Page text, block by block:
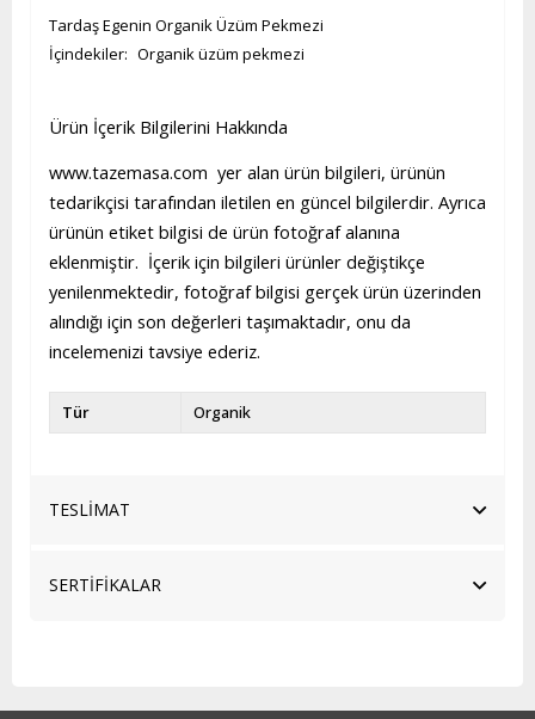
Tardaş Egenin Organik Üzüm Pekmezi
İçindekiler: Organik üzüm pekmezi
Ürün İçerik Bilgilerini Hakkında
www.tazemasa.com yer alan ürün bilgileri, ürünün
tedarikçisi tarafından iletilen en güncel bilgilerdir. Ayrıca
ürünün etiket bilgisi de ürün fotoğraf alanına
eklenmiştir. İçerik için bilgileri ürünler değiştikçe
yenilenmektedir, fotoğraf bilgisi gerçek ürün üzerinden
alındığı için son değerleri taşımaktadır, onu da
incelemenizi tavsiye ederiz.
Tür Organik
TESLİMAT
SERTİFİKALAR